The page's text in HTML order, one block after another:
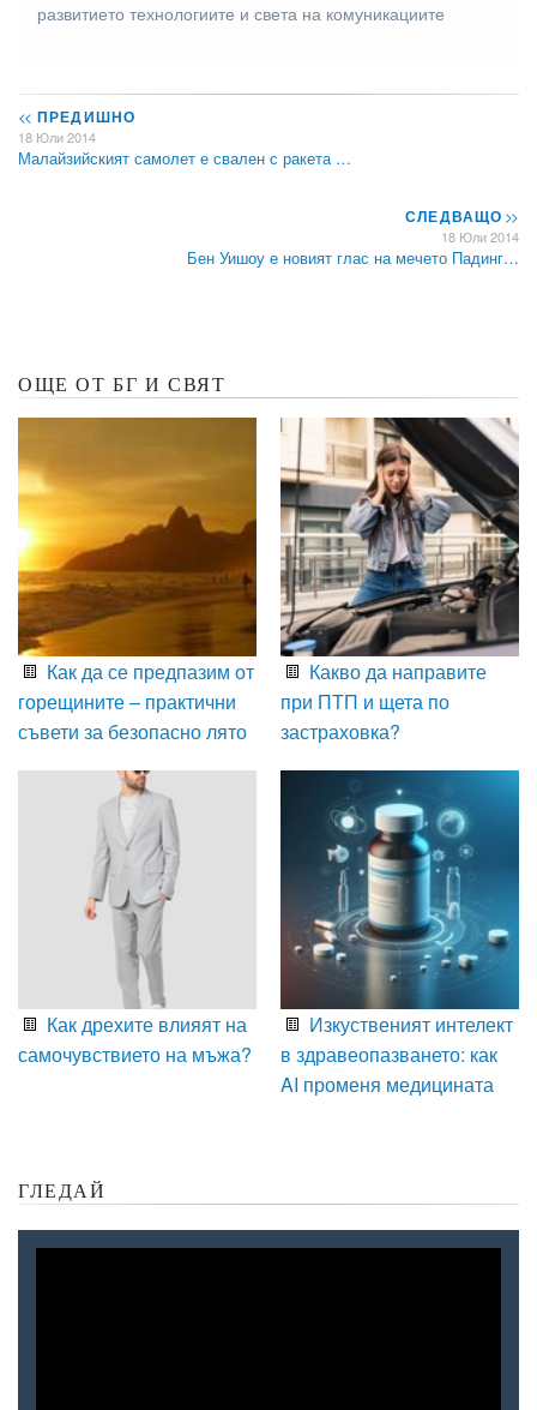
развитието технологиите и света на комуникациите
<< ПРЕДИШНО
18 Юли 2014
Малайзийският самолет е свален с ракета …
СЛЕДВАЩО>>
18 Юли 2014
Бен Уишоу е новият глас на мечето Падинг…
ОЩЕ ОТ БГ И СВЯТ
Как да се предпазим от
горещините – практични
съвети за безопасно лято
Какво да направите
при ПТП и щета по
застраховка?
Как дрехите влияят на
самочувствието на мъжа?
Изкуственият интелект
в здравеопазването: как
AI променя медицината
ГЛЕДАЙ